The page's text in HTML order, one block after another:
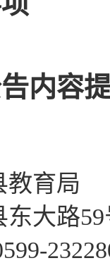
内容
教育局
东大路59